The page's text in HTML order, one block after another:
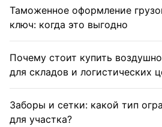
Таможенное оформление
ключ: когда это выгодно
Почему стоит купить
для складов и логистических
Заборы и сетки: какой тип
для участка?